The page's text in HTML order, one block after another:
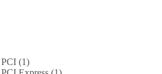
PCI (1)